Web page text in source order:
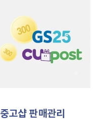
중고샵 판매관리